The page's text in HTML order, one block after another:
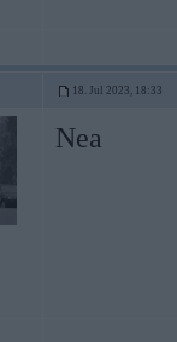
18. Jul 2023, 18:33
Nea